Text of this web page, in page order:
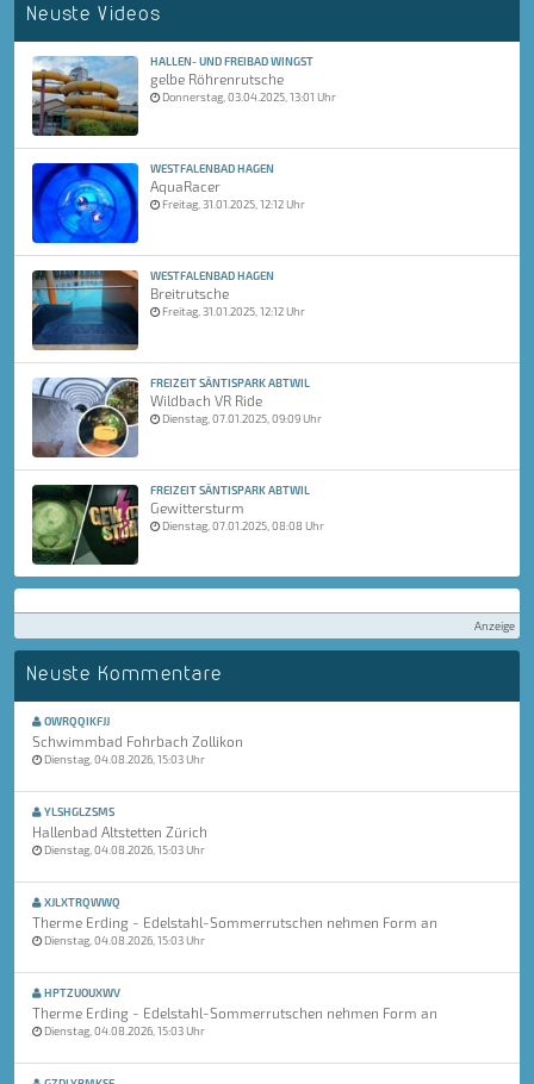
Neuste Videos
HALLEN- UND FREIBAD WINGST
gelbe Röhrenrutsche
Donnerstag, 03.04.2025, 13:01 Uhr
WESTFALENBAD HAGEN
AquaRacer
Freitag, 31.01.2025, 12:12 Uhr
WESTFALENBAD HAGEN
Breitrutsche
Freitag, 31.01.2025, 12:12 Uhr
FREIZEIT SÄNTISPARK ABTWIL
Wildbach VR Ride
Dienstag, 07.01.2025, 09:09 Uhr
FREIZEIT SÄNTISPARK ABTWIL
Gewittersturm
Dienstag, 07.01.2025, 08:08 Uhr
Anzeige
Neuste Kommentare
OWRQQIKFJJ
Schwimmbad Fohrbach Zollikon
Dienstag, 04.08.2026, 15:03 Uhr
YLSHGLZSMS
Hallenbad Altstetten Zürich
Dienstag, 04.08.2026, 15:03 Uhr
XJLXTRQWWQ
Therme Erding - Edelstahl-Sommerrutschen nehmen Form an
Dienstag, 04.08.2026, 15:03 Uhr
HPTZUOUXWV
Therme Erding - Edelstahl-Sommerrutschen nehmen Form an
Dienstag, 04.08.2026, 15:03 Uhr